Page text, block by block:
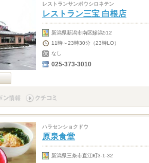
レストランサンポウシロネテン
レストラン三宝 白根店
新潟県新潟市南区鰺潟512
11時～23時30分（23時LO）
なし
025-373-3010
ハラセンショクドウ
原泉食堂
新潟県三条市直江町3-1-32